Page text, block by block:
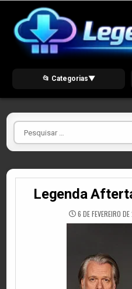
content
📂 Categorias▼
Pesquisar
por
Legenda
6 DE FEVEREIRO